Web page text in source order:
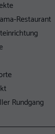
Restaurant
Rundgang